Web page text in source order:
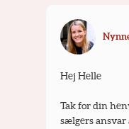
Hej Helle
Tak for din
sælgers ansvar